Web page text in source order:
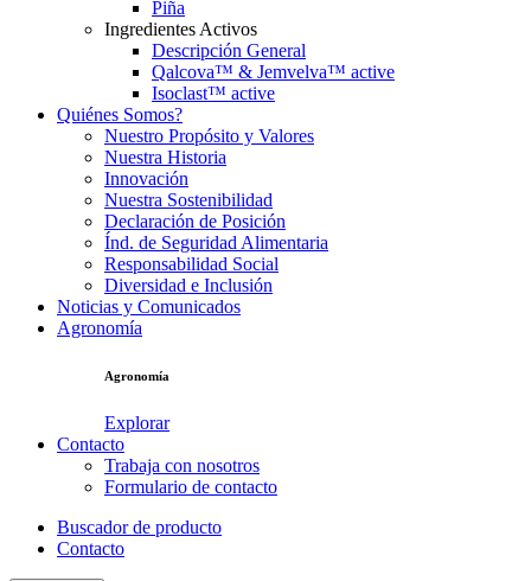
Piña
Ingredientes Activos
Descripción General
Qalcova™ & Jemvelva™ active
Isoclast™ active
Quiénes Somos?
Nuestro Propósito y Valores
Nuestra Historia
Innovación
Nuestra Sostenibilidad
Declaración de Posición
Índ. de Seguridad Alimentaria
Responsabilidad Social
Diversidad e Inclusión
Noticias y Comunicados
Agronomía
Agronomía
Explorar
Contacto
Trabaja con nosotros
Formulario de contacto
Buscador de producto
Contacto